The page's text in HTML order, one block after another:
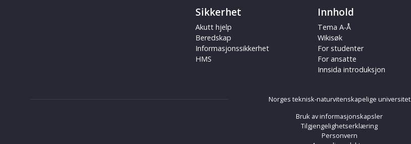
Sikkerhet
Akutt hjelp
Beredskap
Informasjonssikkerhet
HMS
Innhold
Tema A-Å
Wikisøk
For studenter
For ansatte
Innsida introduksjon
Norges teknisk-naturvitenskapelige universitet
Bruk av informasjonskapsler
Tilgjengelighetserklæring
Personvern